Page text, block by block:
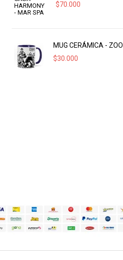
$70.000
MUG CERÁMICA - ZOO
$30.000